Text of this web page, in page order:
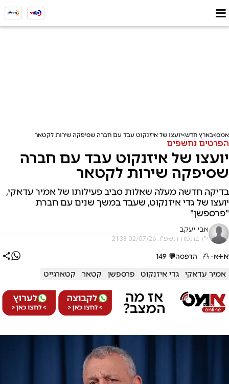
אמס בארץ חדש יועצו של איזנקוט עבד עם חברה שסיפקה שירות לקטאר
הפרטים נחשפים
יועצו של איזנקוט עבד עם חברה
שסיפקה שירות לקטאר
בדיקה חדשה מעלה שאלות סביב פעילותו של אמיר עדאקי,
יועצו של גדי איזנקוט, שעבד במשך שנים עם חברת
"פרספשן"
אבי יעקב
י"ז בתמוז תשפ"ו, 02/07/26 21:33
א+א- הדפסה💬
149
אמיר עדאקי גדי איזנקוט פרספשן קטאר קטארגייט